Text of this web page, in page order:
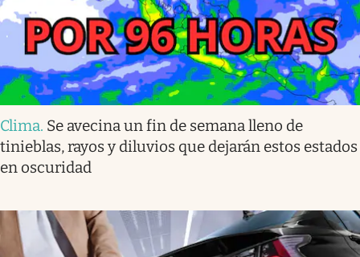
Clima. Se avecina un fin de semana lleno de
tinieblas, rayos y diluvios que dejarán estos estados
en oscuridad